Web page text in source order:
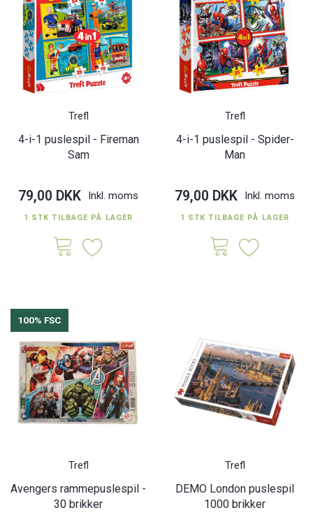
Trefl
4-i-1 puslespil - Fireman
Sam
79,00 DKK Inkl. moms
1 STK TILBAGE PÅ LAGER
Trefl
4-i-1 puslespil - Spider-
Man
79,00 DKK Inkl. moms
1 STK TILBAGE PÅ LAGER
100% FSC
Trefl
Avengers rammepuslespil -
30 brikker
Trefl
DEMO London puslespil
1000 brikker